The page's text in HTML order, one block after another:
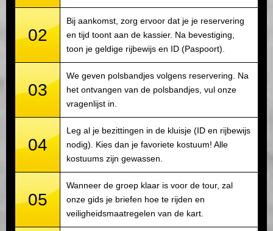
02
Bij aankomst, zorg ervoor dat je je reservering
en tijd toont aan de kassier. Na bevestiging,
toon je geldige rijbewijs en ID (Paspoort).
03
We geven polsbandjes volgens reservering. Na
het ontvangen van de polsbandjes, vul onze
vragenlijst in.
04
Leg al je bezittingen in de kluisje (ID en rijbewijs
nodig). Kies dan je favoriete kostuum! Alle
kostuums zijn gewassen.
05
Wanneer de groep klaar is voor de tour, zal
onze gids je briefen hoe te rijden en
veiligheidsmaatregelen van de kart.